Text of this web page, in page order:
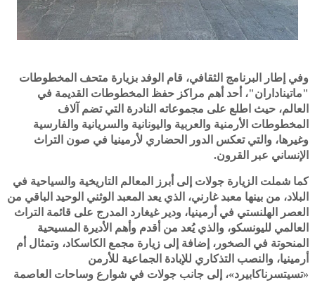
وفي إطار البرنامج الثقافي، قام الوفد بزيارة متحف المخطوطات
"ماتيناداران"، أحد أهم مراكز حفظ المخطوطات القديمة في
العالم، حيث اطلع على مجموعاته النادرة التي تضم آلاف
المخطوطات الأرمنية والعربية واليونانية والسريانية والفارسية
وغيرها، والتي تعكس الدور الحضاري لأرمينيا في صون التراث
الإنساني عبر القرون.
كما شملت الزيارة جولات إلى أبرز المعالم التاريخية والسياحية في
البلاد، من بينها معبد غارني، الذي يعد المعبد الوثني الوحيد الباقي من
العصر الهلنستي في أرمينيا، ودير غيغارد المدرج على قائمة التراث
العالمي لليونسكو، والذي يُعد من أقدم وأهم الأديرة المسيحية
المنحوتة في الصخور، إضافة إلى زيارة مجمع الكاسكاد، وتمثال أم
أرمينيا، والنصب التذكاري للإبادة الجماعية للأرمن
«تسيتسرناكابيرد»، إلى جانب جولات في شوارع وساحات العاصمة